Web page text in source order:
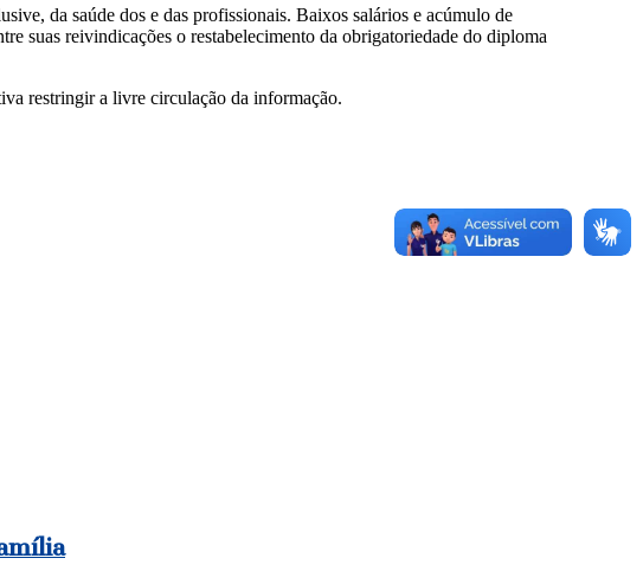
da saúde dos e das profissionais. Baixos salários e acúmulo de
suas reivindicações o restabelecimento da obrigatoriedade do diploma
restringir a livre circulação da informação.